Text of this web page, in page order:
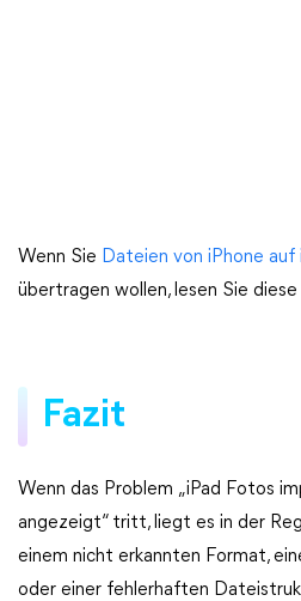
Wenn Sie Dateien von iPhone auf
übertragen wollen, lesen Sie
Fazit
Wenn das Problem „iPad Fotos
angezeigt“ tritt, liegt es in der
einem nicht erkannten Format,
oder einer fehlerhaften